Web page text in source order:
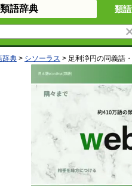
類語辞典 類
辞典 > シソーラス > 足利浄円の同義語